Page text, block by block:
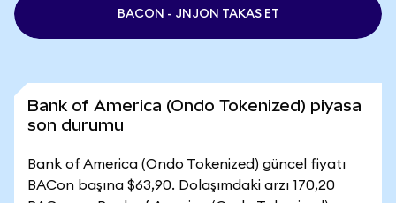
BACON - JNJON TAKAS ET
Bank of America (Ondo Tokenized) piyasa
son durumu
Bank of America (Ondo Tokenized) güncel fiyatı
BACon başına $63,90. Dolaşımdaki arzı 170,20